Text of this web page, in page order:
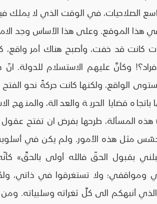
الصلاحيات، في الوقت الذي لا يملك
هذا الموقع. وعلى هذا الأساس وجد
كانت قد خفت، وأصبح هناك أمر
وكأنَّ عليهم الاستسلام للدولة. انّ
الواقع، ولكنها كانت حركةً نحو الفتح
باتجاه قضايا الحرية والعدالة،
هذه المسألة، طرحها بفرض ان تفتح عقول
مثل هذه الأمور. ولم يكن في
بقبول الحقّ فالله أولى بالحقِّ»
ومواقفي؛ ولا تستغرقوا في ذاتي،
الذي أنبهكم الى كلِّ ثغراته وسلبياته.